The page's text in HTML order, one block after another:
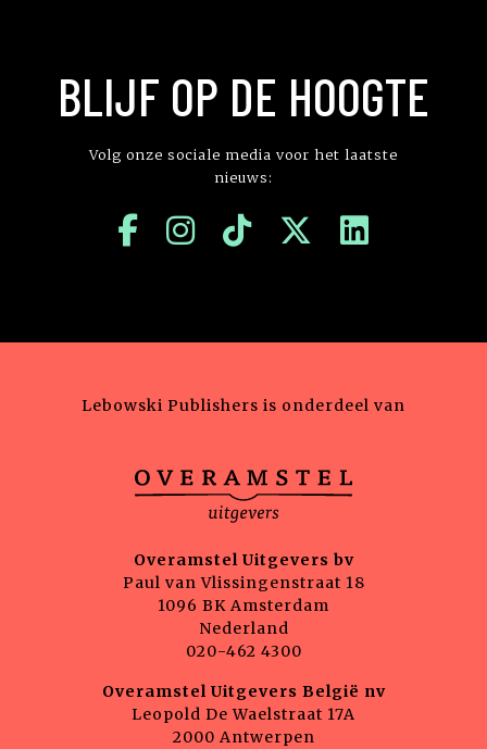
BLIJF OP DE HOOGTE
Volg onze sociale media voor het laatste
nieuws:
Lebowski Publishers is onderdeel van
Overamstel Uitgevers bv
Paul van Vlissingenstraat 18
1096 BK Amsterdam
Nederland
020-462 4300
Overamstel Uitgevers België nv
Leopold De Waelstraat 17A
2000 Antwerpen